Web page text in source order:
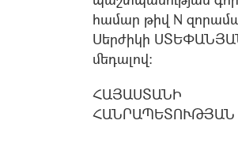
համար թիվ N
Սերժիկի
մեդալով:
ՀԱՅԱՍՏԱՆԻ